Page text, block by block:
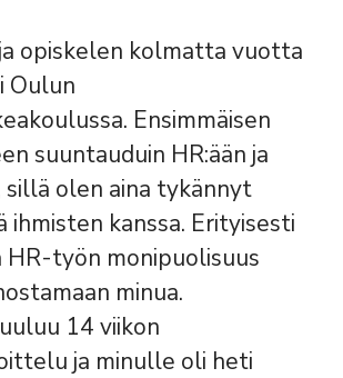
opiskelen kolmatta vuotta
Oulun
Ensimmäisen
suuntauduin HR:ään ja
sillä olen aina tykännyt
kanssa. Erityisesti
työn monipuolisuus
minua.
14 viikon
ja minulle oli heti